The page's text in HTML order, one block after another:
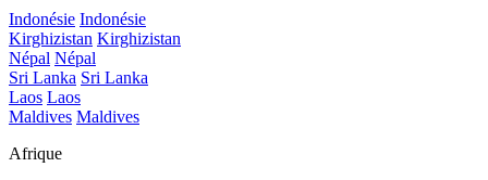
Indonésie Indonésie
Kirghizistan Kirghizistan
Népal Népal
Sri Lanka Sri Lanka
Laos Laos
Maldives Maldives
Afrique